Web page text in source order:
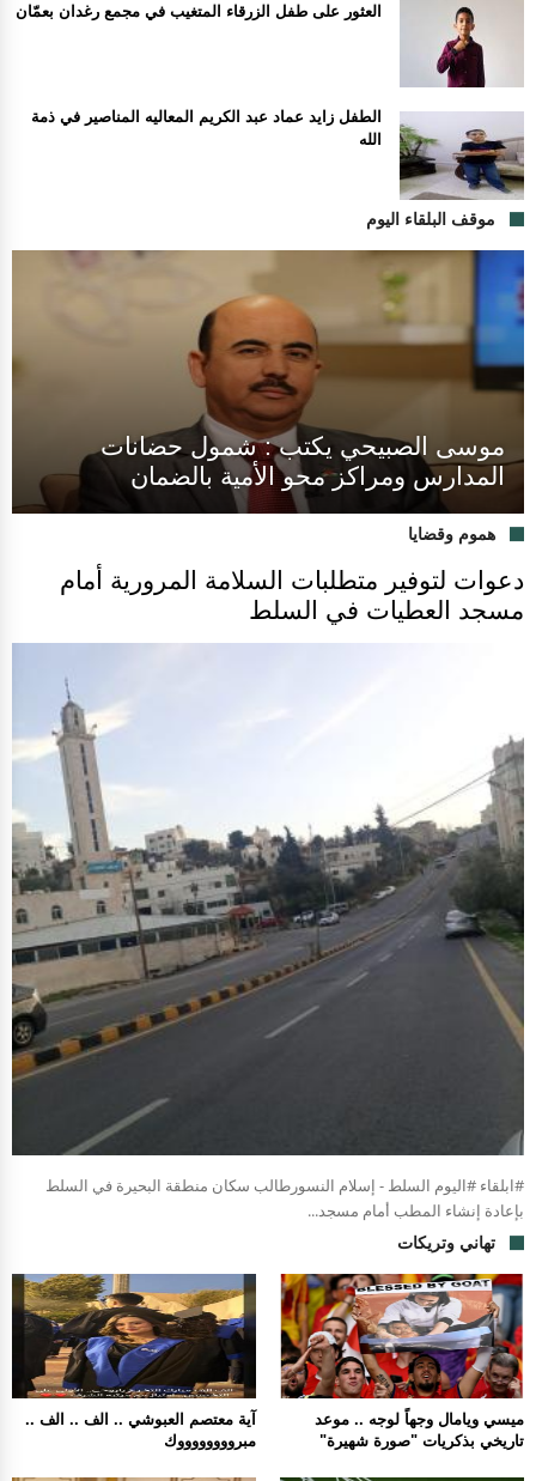
العثور على طفل الزرقاء المتغيب في مجمع رغدان بعمّان
الطفل زايد عماد عبد الكريم المعاليه المناصير في ذمة
الله
موقف البلقاء اليوم
موسى الصبيحي يكتب : شمول حضانات
المدارس ومراكز محو الأمية بالضمان
هموم وقضايا
دعوات لتوفير متطلبات السلامة المرورية أمام
مسجد العطيات في السلط
#ابلقاء #اليوم السلط - إسلام النسورطالب سكان منطقة البحيرة في السلط
بإعادة إنشاء المطب أمام مسجد...
تهاني وتريكات
آية معتصم العبوشي .. الف .. الف ..
مبرووووووووك
ميسي ويامال وجهاً لوجه .. موعد
تاريخي بذكريات "صورة شهيرة"